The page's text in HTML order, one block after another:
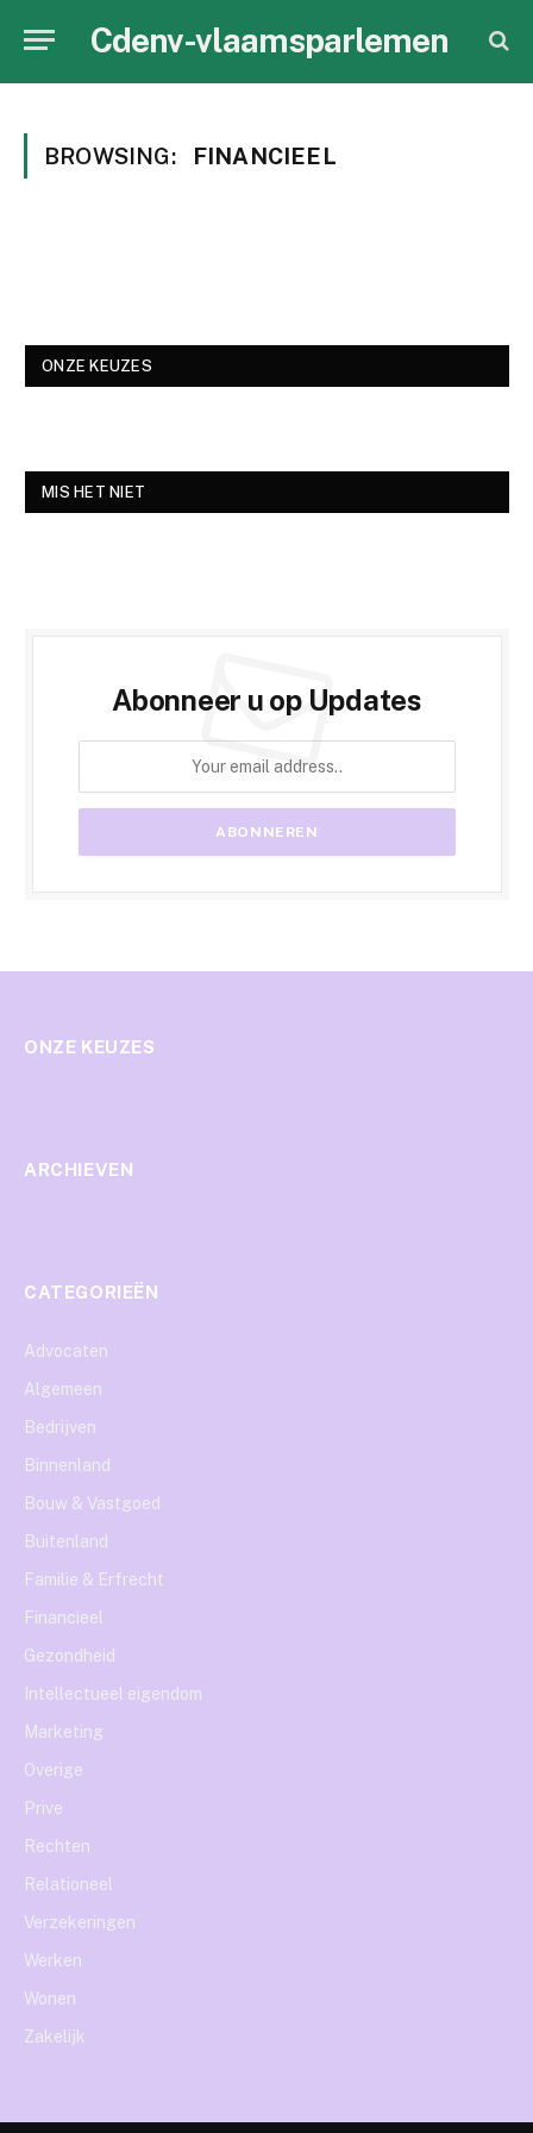
Cdenv-vlaamsparlemen
BROWSING: FINANCIEEL
ONZE KEUZES
MIS HET NIET
Abonneer u op Updates
ONZE KEUZES
ARCHIEVEN
CATEGORIEËN
Advocaten
Algemeen
Bedrijven
Binnenland
Bouw & Vastgoed
Buitenland
Familie & Erfrecht
Financieel
Gezondheid
Intellectueel eigendom
Marketing
Overige
Prive
Rechten
Relationeel
Verzekeringen
Werken
Wonen
Zakelijk